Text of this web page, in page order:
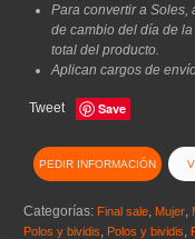
Para convertir a Soles,
de cambio del día de
total del producto.
Aplican cargos de envío
Tweet Save
PEDIR INFORMACIÓN
Categorías: Final sale, Mujer,
Polos y bividis Polos y bividis